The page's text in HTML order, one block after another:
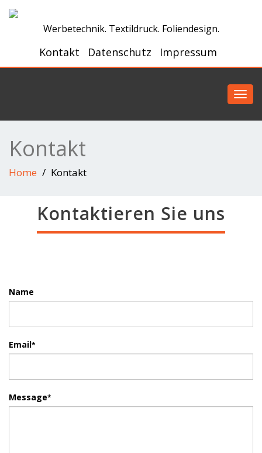
Werbetechnik. Textildruck. Foliendesign.
Kontakt Datenschutz Impressum
Kontakt
Home Kontakt
Kontaktieren Sie uns
Name
Email*
Message*